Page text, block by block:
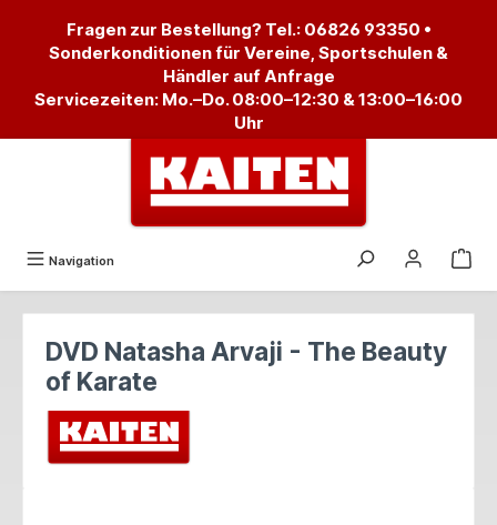
Fragen zur Bestellung? Tel.: 06826 93350 •
Sonderkonditionen für Vereine, Sportschulen &
Händler auf Anfrage
Servicezeiten: Mo.–Do. 08:00–12:30 & 13:00–16:00
Uhr
Navigation
DVD Natasha Arvaji - The Beauty
of Karate